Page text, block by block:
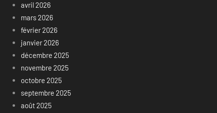
avril 2026
mars 2026
février 2026
janvier 2026
décembre 2025
novembre 2025
octobre 2025
septembre 2025
août 2025